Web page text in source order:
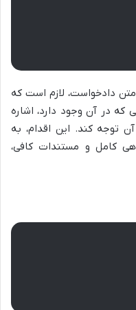
دادخواست، لازم است که
که در آن وجود دارد، اشاره
توجه کند. این اقدام، به
کامل و مستندات کافی،